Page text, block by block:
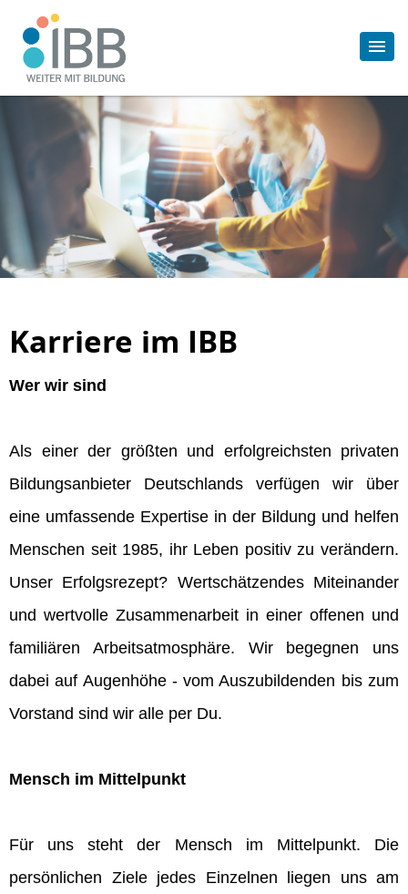
Karriere im IBB
Wer wir sind
Als einer der größten und erfolgreichsten privaten
Bildungsanbieter Deutschlands verfügen wir über
eine umfassende Expertise in der Bildung und helfen
Menschen seit 1985, ihr Leben positiv zu verändern.
Unser Erfolgsrezept? Wertschätzendes Miteinander
und wertvolle Zusammenarbeit in einer offenen und
familiären Arbeitsatmosphäre. Wir begegnen uns
dabei auf Augenhöhe - vom Auszubildenden bis zum
Vorstand sind wir alle per Du.
Mensch im Mittelpunkt
Für uns steht der Mensch im Mittelpunkt. Die
persönlichen Ziele jedes Einzelnen liegen uns am